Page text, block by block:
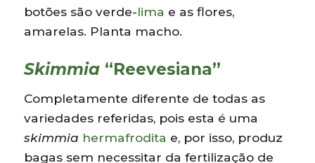
botões são verde-lima e as flores,
amarelas. Planta macho.
Skimmia “Reevesiana”
Completamente diferente de todas as
variedades referidas, pois esta é uma
skimmia hermafrodita e, por isso, produz
bagas sem necessitar da fertilização de